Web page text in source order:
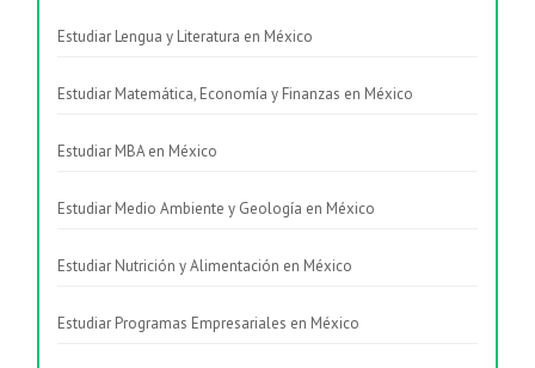
Estudiar Lengua y Literatura en México
Estudiar Matemática, Economía y Finanzas en México
Estudiar MBA en México
Estudiar Medio Ambiente y Geología en México
Estudiar Nutrición y Alimentación en México
Estudiar Programas Empresariales en México